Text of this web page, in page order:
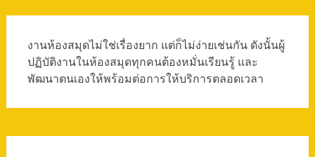
งานห้องสมุดไม่ใช่เรื่องยาก แต่ก็ไม่ง่ายเช่นกัน ดังนั้นผู้
ปฏิบัติงานในห้องสมุดทุกคนต้องหมั่นเรียนรู้ และ
พัฒนาตนเองให้พร้อมต่อการให้บริการตลอดเวลา